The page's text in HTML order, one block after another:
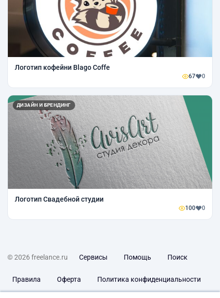
Логотип кофейни Blago Coffe
67 0
ДИЗАЙН И БРЕНДИНГ
Логотип Свадебной студии
100 0
© 2026 freelance.ru Сервисы Помощь Поиск
Правила Оферта Политика конфиденциальности